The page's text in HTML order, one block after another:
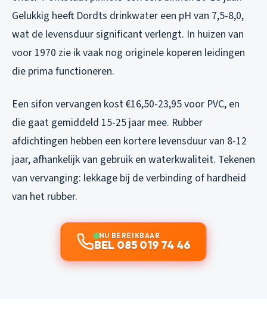
Gelukkig heeft Dordts drinkwater een pH van 7,5-8,0,
wat de levensduur significant verlengt. In huizen van
voor 1970 zie ik vaak nog originele koperen leidingen
die prima functioneren.
Een sifon vervangen kost €16,50-23,95 voor PVC, en
die gaat gemiddeld 15-25 jaar mee. Rubber
afdichtingen hebben een kortere levensduur van 8-12
jaar, afhankelijk van gebruik en waterkwaliteit. Tekenen
van vervanging: lekkage bij de verbinding of hardheid
van het rubber.
NU BEREIKBAAR
BEL 085 019 74 46